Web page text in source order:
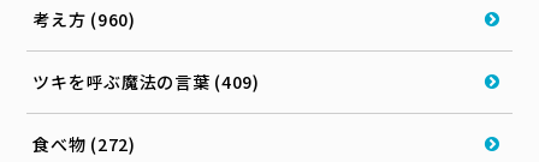
考え方 (960)
ツキを呼ぶ魔法の言葉 (409)
食べ物 (272)